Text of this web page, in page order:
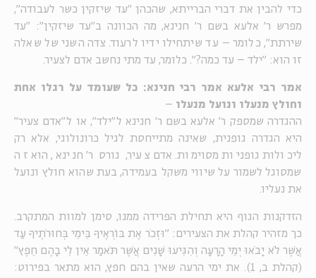
כדי להבין את דברי הברייתא, שהכהן "עד שיזקין כשר לעבודה",
מפרש ר' אלעא בשם ר' חנינא, מה הכוונה ב"עד שיזקין": "עד
שירתת", כלומר – עד שיתחילו ידיו לרעוד. צדה השני של שאלה
זו הוא: "ילד – עד כמה?". כלומר, עד מתי נחשב אדם לצעיר.
אמר רבי אלעא אמר רבי חנינא: כל שעומד על רגלו אחת
וחולץ מנעלו ונועל מנעלו –
ההגדרה שמספק ר' אלעא בשם ר' חנינא ל"ילד", או ל"אדם צעיר"
היא הגדרה גופנית, שאינה מתייחסת לגיל כרונולוגי, אלא רק
ליכולות גופניות מסוימות. אדם צעיר, גורס ר' חנינא, הוא זה
שמסוגל לשמור על שיווי משקל בעמידה, בעת שהוא חולץ ונועל
את נעליו.
הזדקנות הגוף היא תחילת הפרידה ממנו, סימן למוות המתקרב.
כך מזהיר קהלת את הצעירים: "וּזְכֹר אֶת בּוֹרְאֶיךָ בִּימֵי בְּחוּרֹתֶיךָ עַד
אֲשֶׁר לֹא יָבֹאוּ יְמֵי הָרָעָה וְהִגִּיעוּ שָׁנִים אֲשֶׁר תֹּאמַר אֵין לִי בָהֶם חֵפֶץ"
(קהלת ב, 1). את ימי הרעה שאין בהם חפץ, הוא מתאר בפירוט: